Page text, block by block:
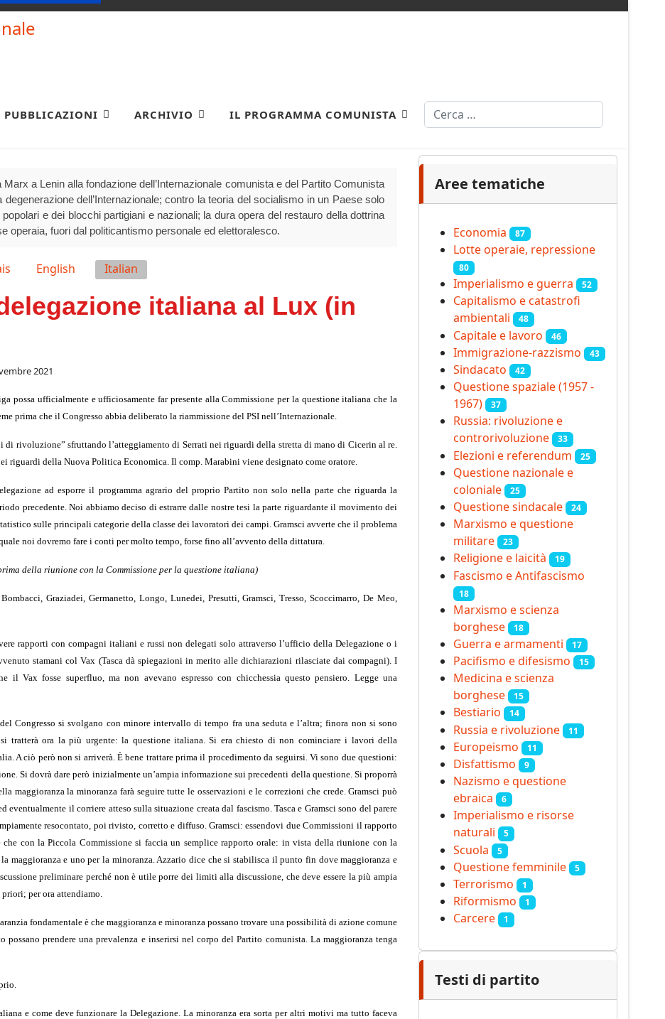
PUBBLICAZIONI ARCHIVIO IL PROGRAMMA COMUNISTA Cerca
Marx a Lenin alla fondazione dell’Internazionale comunista e del Partito Comunista
dell’Internazionale; contro la teoria del socialismo in un Paese solo
e dei blocchi partigiani e nazionali; la dura opera del restauro della dottrina
operaia, fuori dal politicantismo personale ed elettoralesco.
English Italian
italiana al Lux (in
2021
possa ufficialmente e ufficiosamente far presente alla Commissione per la questione italiana che la
prima che il Congresso abbia deliberato la riammissione del PSI nell’Internazionale.
rivoluzione” sfruttando l’atteggiamento di Serrati nei riguardi della stretta di mano di Cicerin al re.
riguardi della Nuova Politica Economica. Il comp. Marabini viene designato come oratore.
ad esporre il programma agrario del proprio Partito non solo nella parte che riguarda la
precedente. Noi abbiamo deciso di estrarre dalle nostre tesi la parte riguardante il movimento dei
sulle principali categorie della classe dei lavoratori dei campi. Gramsci avverte che il problema
noi dovremo fare i conti per molto tempo, forse fino all’avvento della dittatura.
della riunione con la Commissione per la questione italiana)
Graziadei, Germanetto, Longo, Lunedei, Presutti, Gramsci, Tresso, Scoccimarro, De Meo,
rapporti con compagni italiani e russi non delegati solo attraverso l’ufficio della Delegazione o i
stamani col Vax (Tasca dà spiegazioni in merito alle dichiarazioni rilasciate dai compagni). I
il Vax fosse superfluo, ma non avevano espresso con chicchessia questo pensiero. Legge una
Congresso si svolgano con minore intervallo di tempo fra una seduta e l’altra; finora non si sono
tratterà ora la più urgente: la questione italiana. Si era chiesto di non cominciare i lavori della
A ciò però non si arriverà. È bene trattare prima il procedimento da seguirsi. Vi sono due questioni:
Si dovrà dare però inizialmente un’ampia informazione sui precedenti della questione. Si proporrà
maggioranza la minoranza farà seguire tutte le osservazioni e le correzioni che crede. Gramsci può
eventualmente il corriere atteso sulla situazione creata dal fascismo. Tasca e Gramsci sono del parere
resocontato, poi rivisto, corretto e diffuso. Gramsci: essendovi due Commissioni il rapporto
con la Piccola Commissione si faccia un semplice rapporto orale: in vista della riunione con la
maggioranza e uno per la minoranza. Azzario dice che si stabilisca il punto fin dove maggioranza e
preliminare perché non è utile porre dei limiti alla discussione, che deve essere la più ampia
per ora attendiamo.
fondamentale è che maggioranza e minoranza possano trovare una possibilità di azione comune
prendere una prevalenza e inserirsi nel corpo del Partito comunista. La maggioranza tenga
e come deve funzionare la Delegazione. La minoranza era sorta per altri motivi ma tutto faceva
Aree tematiche
Economia 87
Lotte operaie, repressione
80
Imperialismo e guerra 52
Capitalismo e catastrofi
ambientali
48
Capitale e lavoro 46
Immigrazione-razzismo 43
Sindacato 42
Questione spaziale (1957 -
1967)
37
Russia: rivoluzione e
controrivoluzione
33
Elezioni e referendum 25
Questione nazionale e
coloniale
25
Questione sindacale 24
Marxismo e questione
militare
23
Religione e laicità 19
Fascismo e Antifascismo
18
Marxismo e scienza
borghese
18
Guerra e armamenti 17
Pacifismo e difesismo 15
Medicina e scienza
borghese
15
Bestiario 14
Russia e rivoluzione 11
Europeismo 11
Disfattismo 9
Nazismo e questione
ebraica
6
Imperialismo e risorse
naturali
5
Scuola 5
Questione femminile 5
Terrorismo 1
Riformismo 1
Carcere 1
Testi di partito